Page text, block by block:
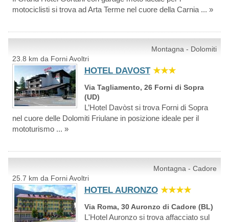
motociclisti si trova ad Arta Terme nel cuore della Carnia ... »
Montagna - Dolomiti
23.8 km da Forni Avoltri
HOTEL DAVOST ★★★
Via Tagliamento, 26 Forni di Sopra
(UD)
L’Hotel Davòst si trova Forni di Sopra
nel cuore delle Dolomiti Friulane in posizione ideale per il
mototurismo ... »
Montagna - Cadore
25.7 km da Forni Avoltri
HOTEL AURONZO ★★★★
Via Roma, 30 Auronzo di Cadore (BL)
L'Hotel Auronzo si trova affacciato sul